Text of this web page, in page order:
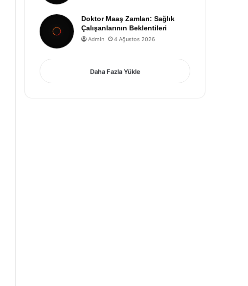
Doktor Maaş Zamları: Sağlık
Çalışanlarının Beklentileri
Admin 4 Ağustos 2026
Daha Fazla Yükle